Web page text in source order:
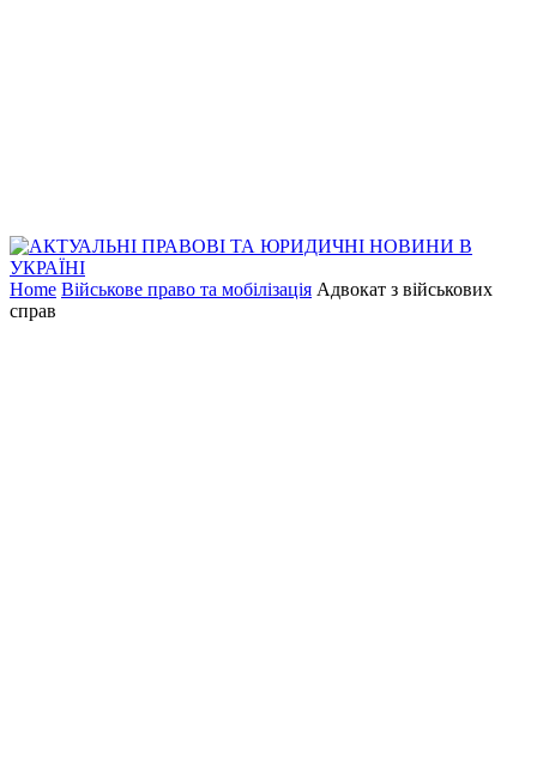
Home Військове право та мобілізація Адвокат з військових
справ